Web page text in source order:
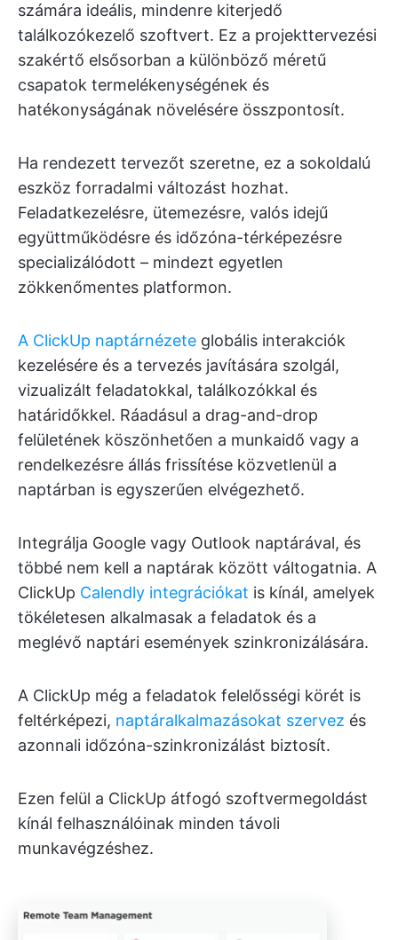
számára ideális, mindenre kiterjedő
találkozókezelő szoftvert. Ez a projekttervezési
szakértő elsősorban a különböző méretű
csapatok termelékenységének és
hatékonyságának növelésére összpontosít.
Ha rendezett tervezőt szeretne, ez a sokoldalú
eszköz forradalmi változást hozhat.
Feladatkezelésre, ütemezésre, valós idejű
együttműködésre és időzóna-térképezésre
specializálódott – mindezt egyetlen
zökkenőmentes platformon.
A ClickUp naptárnézete globális interakciók
kezelésére és a tervezés javítására szolgál,
vizualizált feladatokkal, találkozókkal és
határidőkkel. Ráadásul a drag-and-drop
felületének köszönhetően a munkaidő vagy a
rendelkezésre állás frissítése közvetlenül a
naptárban is egyszerűen elvégezhető.
Integrálja Google vagy Outlook naptárával, és
többé nem kell a naptárak között váltogatnia. A
ClickUp Calendly integrációkat is kínál, amelyek
tökéletesen alkalmasak a feladatok és a
meglévő naptári események szinkronizálására.
A ClickUp még a feladatok felelősségi körét is
feltérképezi, naptáralkalmazásokat szervez és
azonnali időzóna-szinkronizálást biztosít.
Ezen felül a ClickUp átfogó szoftvermegoldást
kínál felhasználóinak minden távoli
munkavégzéshez.